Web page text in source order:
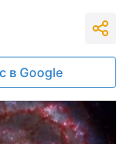
в Google